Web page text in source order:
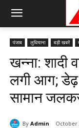
पंजाब लुधियाना बड़ी खबरें
खन्ना: शादी
लगी आग;
सामान
By Admin October